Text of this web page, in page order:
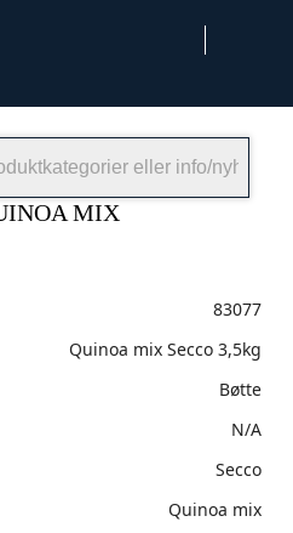
MIX
83077
Quinoa mix Secco 3,5kg
Bøtte
N/A
Secco
Quinoa mix